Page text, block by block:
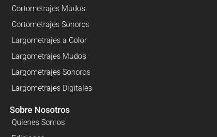
Cortometrajes Mudos
Cortometrajes Sonoros
Largometrajes a Color
Largometrajes Mudos
Largometrajes Sonoros
Largometrajes Digitales
Sobre Nosotros
Quienes Somos